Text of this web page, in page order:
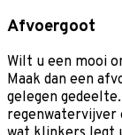
Afvoergoot
Wilt u een mooi
Maak dan een
gelegen
regenwatervijver